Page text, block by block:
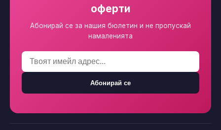
оферти
Абонирай се за нашия бюлетин и не пропускай
намаленията
Абонирай се